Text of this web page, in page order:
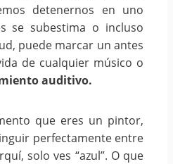
detenernos en uno
se subestima o incluso
puede marcar un antes
de cualquier músico o
auditivo.
que eres un pintor,
perfectamente entre
solo ves “azul”. O que